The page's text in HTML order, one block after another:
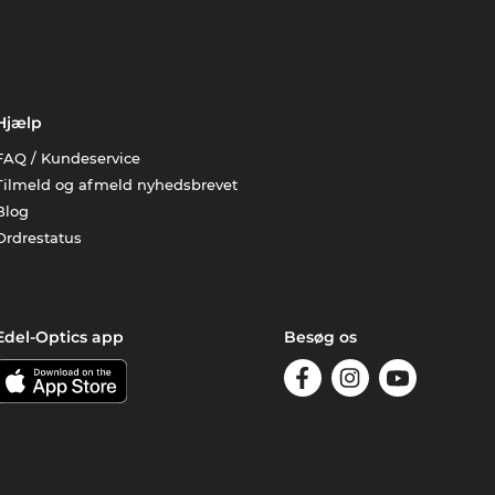
/ Kundeservice
og afmeld nyhedsbrevet
Optics app Besøg os